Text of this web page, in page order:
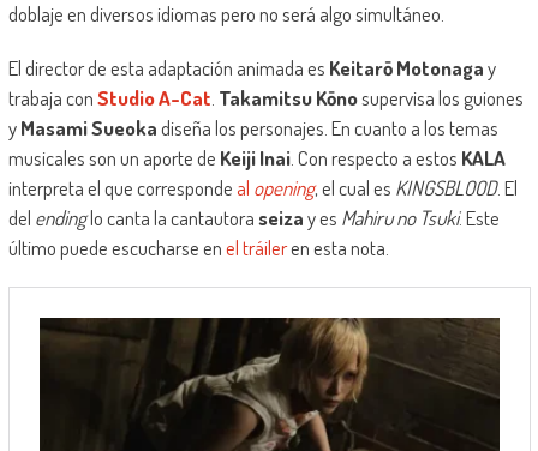
doblaje en diversos idiomas pero no será algo simultáneo.
El director de esta adaptación animada es Keitarō Motonagay
trabaja conStudio A-Cat Takamitsu Kōnosupervisa los guiones
yMasami Sueokadiseña los personajes. En cuanto a los temas
musicales son un aporte de Keiji Inai. Con respecto a estos KALA
interpreta el que corresponde al opening, el cual es KINGSBLOOD. El
del endinglo canta la cantautoraseizay es Mahiru no Tsuki. Este
último puede escucharse enel tráileren esta nota.